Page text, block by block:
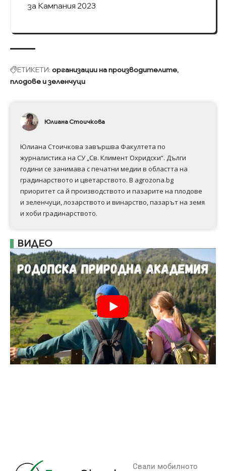
за Кампания 2023
ЕТИКЕТИ: организации на производителите
плодове и зеленчуци
Юлиана Стоичкова
Юлиана Стоичкова завършва Факултета по
журналистика на СУ „Св. Климент Охридски“. Дълги
години се занимава с печатни медии в областта на
градинарството и цветарството. В agrozona.bg
приоритет са й производството и пазарите на плодове
и зеленчуци, лозарството и винарство, пазарът на земя
и хоби градинарството.
ВИДЕО
Свали мобилното